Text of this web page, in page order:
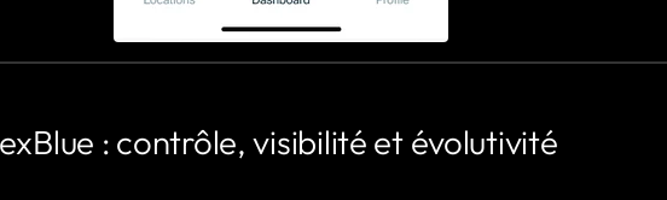
: contrôle, visibilité et évolutivité